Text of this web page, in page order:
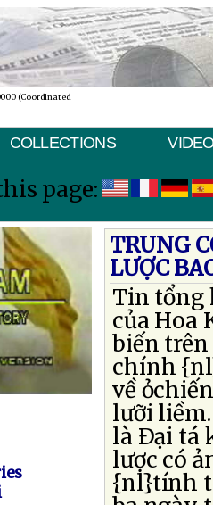
(Coordinated
COLLECTIONS
page:
TRUNG
LƯỢC
Tin tổng
của Hoa
biến trên
chính
về
lưỡi
là Ðại tá
lược có
{nl}tính